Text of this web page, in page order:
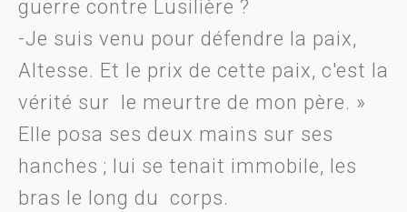
guerre contre Lusilière ?
-Je suis venu pour défendre la paix,
Altesse. Et le prix de cette paix, c'est la
vérité sur le meurtre de mon père. »
Elle posa ses deux mains sur ses
hanches ; lui se tenait immobile, les
bras le long du corps.